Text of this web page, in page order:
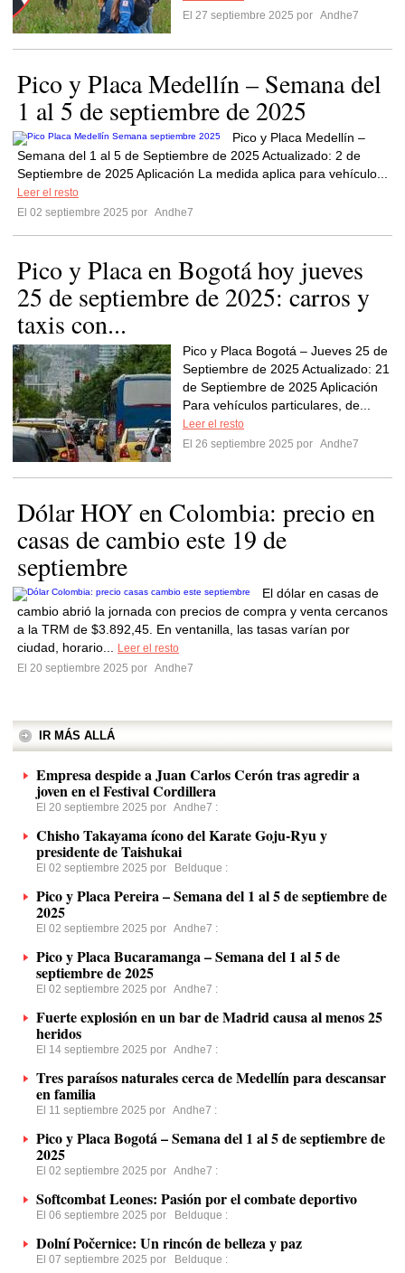
El 27 septiembre 2025 por Andhe7
Pico y Placa Medellín – Semana del
1 al 5 de septiembre de 2025
Pico y Placa Medellín –
Semana del 1 al 5 de Septiembre de 2025 Actualizado: 2 de
Septiembre de 2025 Aplicación La medida aplica para vehículo...
Leer el resto
El 02 septiembre 2025 por Andhe7
Pico y Placa en Bogotá hoy jueves
25 de septiembre de 2025: carros y
taxis con...
Pico y Placa Bogotá – Jueves 25 de
Septiembre de 2025 Actualizado: 21
de Septiembre de 2025 Aplicación
Para vehículos particulares, de...
Leer el resto
El 26 septiembre 2025 por Andhe7
Dólar HOY en Colombia: precio en
casas de cambio este 19 de
septiembre
El dólar en casas de
cambio abrió la jornada con precios de compra y venta cercanos
a la TRM de $3.892,45. En ventanilla, las tasas varían por
ciudad, horario...
Leer el resto
El 20 septiembre 2025 por Andhe7
IR MÁS ALLÁ
Empresa despide a Juan Carlos Cerón tras agredir a
joven en el Festival Cordillera
El 20 septiembre 2025 por Andhe7 :
Chisho Takayama ícono del Karate Goju-Ryu y
presidente de Taishukai
El 02 septiembre 2025 por Belduque :
Pico y Placa Pereira – Semana del 1 al 5 de septiembre de
2025
El 02 septiembre 2025 por Andhe7 :
Pico y Placa Bucaramanga – Semana del 1 al 5 de
septiembre de 2025
El 02 septiembre 2025 por Andhe7 :
Fuerte explosión en un bar de Madrid causa al menos 25
heridos
El 14 septiembre 2025 por Andhe7 :
Tres paraísos naturales cerca de Medellín para descansar
en familia
El 11 septiembre 2025 por Andhe7 :
Pico y Placa Bogotá – Semana del 1 al 5 de septiembre de
2025
El 02 septiembre 2025 por Andhe7 :
Softcombat Leones: Pasión por el combate deportivo
El 06 septiembre 2025 por Belduque :
Dolní Počernice: Un rincón de belleza y paz
El 07 septiembre 2025 por Belduque :